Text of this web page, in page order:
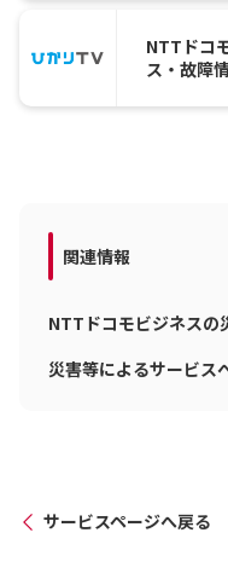
NTTドコ
ス・故障
関連情報
NTTドコモビジネスの
災害等によるサービス
サービスページへ戻る